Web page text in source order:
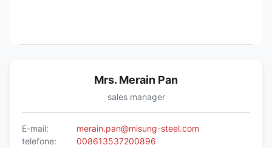
Mrs. Merain Pan
sales manager
E-mail:
merain.pan@misung-steel.com
telefone:
008613537200896